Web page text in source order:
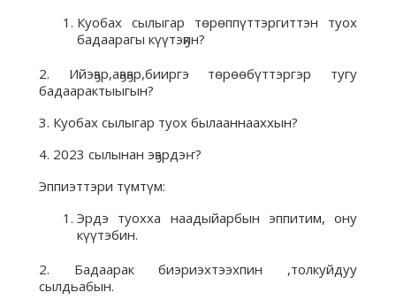
Куобах сылыгар төрөппүттэргиттэн туох
бадаарагы күүтэҕин?
2. Ийэҕэр,аҕаҕар,бииргэ төрөөбүттэргэр тугу
бадаарактыыгын?
3. Куобах сылыгар туох былааннааххын?
4. 2023 сылынан эҕэрдэҥ?
Эппиэттэри түмтүм:
Эрдэ туохха наадыйарбын эппитим, ону
күүтэбин.
2. Бадаарак биэриэхтээхпин ,толкуйдуу
сылдьабын.